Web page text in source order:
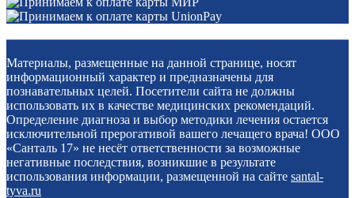
Материалы, размещенные на данной странице, носят
информационный характер и предназначены для
познавательных целей. Посетители сайта не должны
использовать их в качестве медицинских рекомендаций.
Определение диагноза и выбор методики лечения остается
исключительной прерогативой вашего лечащего врача! ООО
«Санталь 17» не несёт ответственности за возможные
негативные последствия, возникшие в результате
использования информации, размещенной на сайте santal-
tyva.ru